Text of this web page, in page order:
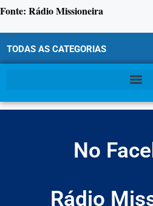
Fonte: Rádio Missioneira
TODAS AS CATEGORIAS
No
Rádio